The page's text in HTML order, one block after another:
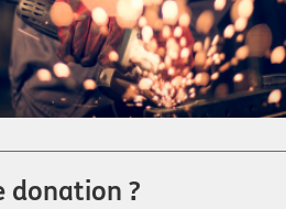
donation ?